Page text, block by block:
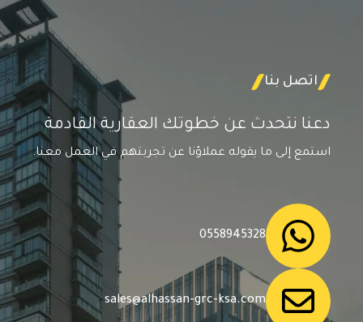
اتصل بنا
دعنا نتحدث عن خطوتك العقارية القادمة
استمع إلى ما يقوله عملاؤنا عن تجربتهم في العمل معنا.
0558945328
sales@alhassan-grc-ksa.com